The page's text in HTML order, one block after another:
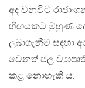
අද වනවිට
හිඟයකට මුහුණ
ලබාගැනීම සඳහා
වෙනත් ජල
කළ නොහැකි ය.